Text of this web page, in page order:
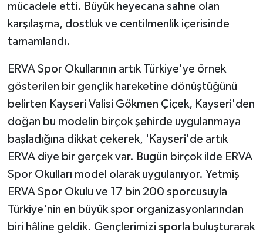
mücadele etti. Büyük heyecana sahne olan
karşılaşma, dostluk ve centilmenlik içerisinde
tamamlandı.
ERVA Spor Okullarının artık Türkiye'ye örnek
gösterilen bir gençlik hareketine dönüştüğünü
belirten Kayseri Valisi Gökmen Çiçek, Kayseri'den
doğan bu modelin birçok şehirde uygulanmaya
başladığına dikkat çekerek, 'Kayseri'de artık
ERVA diye bir gerçek var. Bugün birçok ilde ERVA
Spor Okulları model olarak uygulanıyor. Yetmiş
ERVA Spor Okulu ve 17 bin 200 sporcusuyla
Türkiye'nin en büyük spor organizasyonlarından
biri hâline geldik. Gençlerimizi sporla buluşturarak